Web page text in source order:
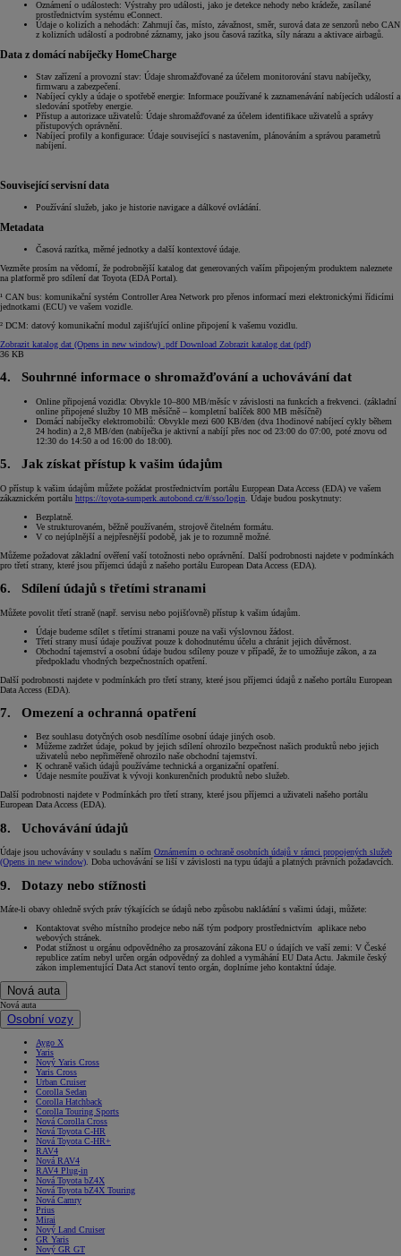
Oznámení o událostech: Výstrahy pro události, jako je detekce nehody nebo krádeže, zasílané
prostřednictvím systému eConnect.
Údaje o kolizích a nehodách: Zahrnují čas, místo, závažnost, směr, surová data ze senzorů nebo CAN
z kolizních událostí a podrobné záznamy, jako jsou časová razítka, síly nárazu a aktivace airbagů.
Data z domácí nabíječky HomeCharge
Stav zařízení a provozní stav: Údaje shromažďované za účelem monitorování stavu nabíječky,
firmwaru a zabezpečení.
Nabíjecí cykly a údaje o spotřebě energie: Informace používané k zaznamenávání nabíjecích událostí a
sledování spotřeby energie.
Přístup a autorizace uživatelů: Údaje shromažďované za účelem identifikace uživatelů a správy
přístupových oprávnění.
Nabíjecí profily a konfigurace: Údaje související s nastavením, plánováním a správou parametrů
nabíjení.
Související servisní data
Používání služeb, jako je historie navigace a dálkové ovládání.
Metadata
Časová razítka, měrné jednotky a další kontextové údaje.
Vezměte prosím na vědomí, že podrobnější katalog dat generovaných vaším připojeným produktem naleznete
na platformě pro sdílení dat Toyota (EDA Portal).
¹ CAN bus: komunikační systém Controller Area Network pro přenos informací mezi elektronickými řídicími
jednotkami (ECU) ve vašem vozidle.
² DCM: datový komunikační modul zajišťující online připojení k vašemu vozidlu.
Zobrazit katalog dat (Opens in new window) .pdfDownload Zobrazit katalog dat (pdf)
36 KB
4. Souhrnné informace o shromažďování a uchovávání dat
Online připojená vozidla: Obvykle 10–800 MB/měsíc v závislosti na funkcích a frekvenci. (základní
online připojené služby 10 MB měsíčně – kompletní balíček 800 MB měsíčně)
Domácí nabíječky elektromobilů: Obvykle mezi 600 KB/den (dva 1hodinové nabíjecí cykly během
24 hodin) a 2,8 MB/den (nabíječka je aktivní a nabíjí přes noc od 23:00 do 07:00, poté znovu od
12:30 do 14:50 a od 16:00 do 18:00).
5. Jak získat přístup k vašim údajům
O přístup k vašim údajům můžete požádat prostřednictvím portálu European Data Access (EDA) ve vašem
zákaznickém portálu https://toyota-sumperk.autobond.cz/#/sso/login . Údaje budou poskytnuty:
Bezplatně.
Ve strukturovaném, běžně používaném, strojově čitelném formátu.
V co nejúplnější a nejpřesnější podobě, jak je to rozumně možné.
Můžeme požadovat základní ověření vaší totožnosti nebo oprávnění. Další podrobnosti najdete v podmínkách
pro třetí strany, které jsou příjemci údajů z našeho portálu European Data Access (EDA).
6. Sdílení údajů s třetími stranami
Můžete povolit třetí straně (např. servisu nebo pojišťovně) přístup k vašim údajům.
Údaje budeme sdílet s třetími stranami pouze na vaši výslovnou žádost.
Třetí strany musí údaje používat pouze k dohodnutému účelu a chránit jejich důvěrnost.
Obchodní tajemství a osobní údaje budou sdíleny pouze v případě, že to umožňuje zákon, a za
předpokladu vhodných bezpečnostních opatření.
Další podrobnosti najdete v podmínkách pro třetí strany, které jsou příjemci údajů z našeho portálu European
Data Access (EDA).
7. Omezení a ochranná opatření
Bez souhlasu dotyčných osob nesdílíme osobní údaje jiných osob.
Můžeme zadržet údaje, pokud by jejich sdílení ohrozilo bezpečnost našich produktů nebo jejich
uživatelů nebo nepřiměřeně ohrozilo naše obchodní tajemství.
K ochraně vašich údajů používáme technická a organizační opatření.
Údaje nesmíte používat k vývoji konkurenčních produktů nebo služeb.
Další podrobnosti najdete v Podmínkách pro třetí strany, které jsou příjemci a uživateli našeho portálu
European Data Access (EDA).
8. Uchovávání údajů
Údaje jsou uchovávány v souladu s naším Oznámením o ochraně osobních údajů v rámci propojených služeb
(Opens in new window). Doba uchovávání se liší v závislosti na typu údajů a platných právních požadavcích.
9. Dotazy nebo stížnosti
Máte-li obavy ohledně svých práv týkajících se údajů nebo způsobu nakládání s vašimi údaji, můžete:
Kontaktovat svého místního prodejce nebo náš tým podpory prostřednictvím aplikace nebo
webových stránek.
Podat stížnost u orgánu odpovědného za prosazování zákona EU o údajích ve vaší zemi: V České
republice zatím nebyl určen orgán odpovědný za dohled a vymáhání EU Data Actu. Jakmile český
zákon implementující Data Act stanoví tento orgán, doplníme jeho kontaktní údaje.
Nová auta
Nová auta
Osobní vozy
Aygo X
Yaris
Nový Yaris Cross
Yaris Cross
Urban Cruiser
Corolla Sedan
Corolla Hatchback
Corolla Touring Sports
Nová Corolla Cross
Nová Toyota C-HR
Nová Toyota C-HR+
RAV4
Nová RAV4
RAV4 Plug-in
Nová Toyota bZ4X
Nová Toyota bZ4X Touring
Nová Camry
Prius
Mirai
Nový Land Cruiser
GR Yaris
Nový GR GT